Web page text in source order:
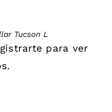
Tucson L
para ver